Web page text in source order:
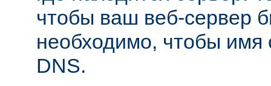
чтобы ваш веб-сервер
необходимо, чтобы имя
DNS.